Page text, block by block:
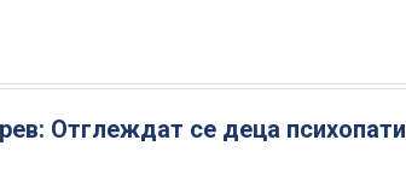
Отглеждат се деца психопати